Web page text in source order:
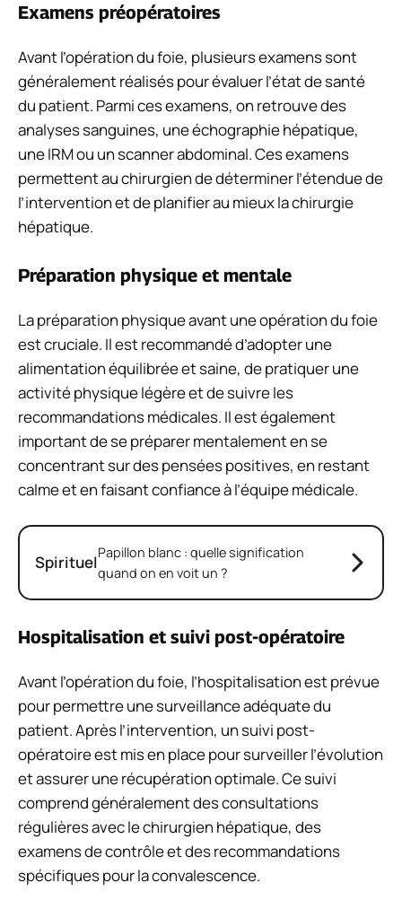
Examens préopératoires
Avant l’opération du foie, plusieurs examens sont
généralement réalisés pour évaluer l’état de santé
du patient. Parmi ces examens, on retrouve des
analyses sanguines, une échographie hépatique,
une IRM ou un scanner abdominal. Ces examens
permettent au chirurgien de déterminer l’étendue de
l’intervention et de planifier au mieux la chirurgie
hépatique.
Préparation physique et mentale
La préparation physique avant une opération du foie
est cruciale. Il est recommandé d’adopter une
alimentation équilibrée et saine, de pratiquer une
activité physique légère et de suivre les
recommandations médicales. Il est également
important de se préparer mentalement en se
concentrant sur des pensées positives, en restant
calme et en faisant confiance à l’équipe médicale.
SpirituelPapillon blanc : quelle signification
quand on en voit un ?
Hospitalisation et suivi post-opératoire
Avant l’opération du foie, l’hospitalisation est prévue
pour permettre une surveillance adéquate du
patient. Après l’intervention, un suivi post-
opératoire est mis en place pour surveiller l’évolution
et assurer une récupération optimale. Ce suivi
comprend généralement des consultations
régulières avec le chirurgien hépatique, des
examens de contrôle et des recommandations
spécifiques pour la convalescence.